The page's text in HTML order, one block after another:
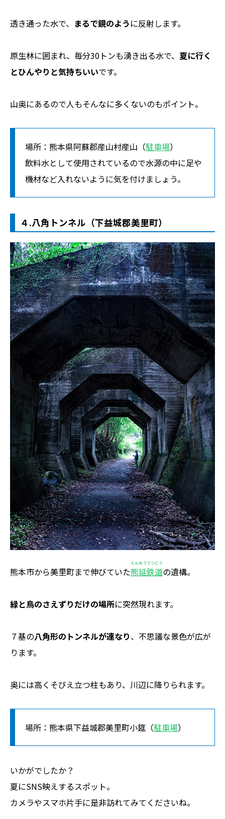
透き通った水で、 まるで鏡のように反射します。
原生林に囲まれ、毎分30トンも湧き出る水で、 夏に行く
とひんやりと気持ちいいです。
山奥にあるので人もそんなに多くないのもポイント。
場所：熊本県阿蘇郡産山村産山（駐車場）
飲料水として使用されているので水源の中に足や
機材など入れないように気を付けましょう。
４.八角トンネル（下益城郡美里町）
熊本市から美里町まで伸びていた熊延鉄道
えんゆうてつどう
の遺構。
緑と鳥のさえずりだけの場所に突然現れます。
７基の八角形のトンネルが連なり、不思議な景色が広が
ります。
奥には高くそびえ立つ柱もあり、川辺に降りられます。
場所：熊本県下益城郡美里町小筵（駐車場）
いかがでしたか？
夏にSNS映えするスポット。
カメラやスマホ片手に是非訪れてみてくださいね。